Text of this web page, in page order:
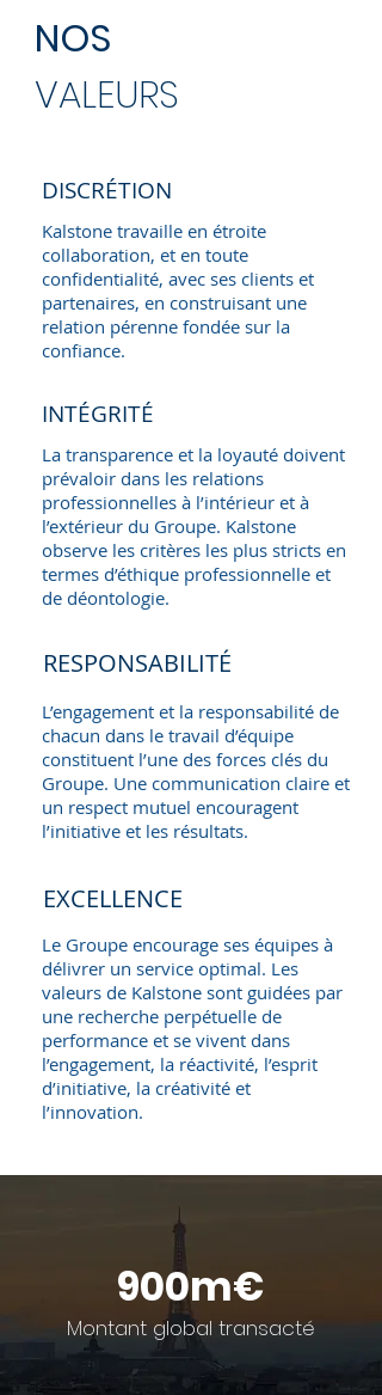
NOS
VALEURS
DISCRÉTION
Kalstone travaille en étroite
collaboration, et en toute
confidentialité, avec ses clients et
partenaires, en construisant une
relation pérenne fondée sur la
confiance.
INTÉGRITÉ
La transparence et la loyauté doivent
prévaloir dans les relations
professionnelles à l’intérieur et à
l’extérieur du Groupe. Kalstone
observe les critères les plus stricts en
termes d’éthique professionnelle et
de déontologie.
RESPONSABILITÉ
L’engagement et la responsabilité de
chacun dans le travail d’équipe
constituent l’une des forces clés du
Groupe. Une communication claire et
un respect mutuel encouragent
l’initiative et les résultats.
EXCELLENCE
Le Groupe encourage ses équipes à
délivrer un service optimal. Les
valeurs de Kalstone sont guidées par
une recherche perpétuelle de
performance et se vivent dans
l’engagement, la réactivité, l’esprit
d’initiative, la créativité et
l’innovation.
900m€
Montant global transacté